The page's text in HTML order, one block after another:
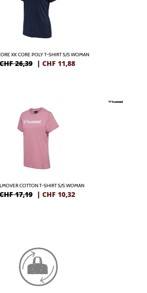
XK CORE POLY T-SHIRT S/S WOMAN
26,39 | CHF 11,88
COTTON T-SHIRT S/S WOMAN
17,19 | CHF 10,32